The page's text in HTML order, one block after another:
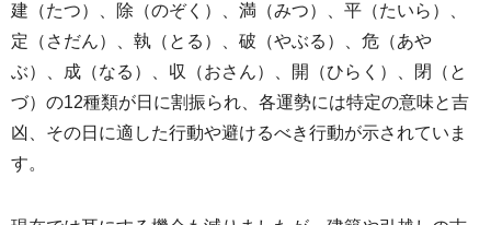
建（たつ）、除（のぞく）、満（みつ）、平（たいら）、
定（さだん）、執（とる）、破（やぶる）、危（あや
ぶ）、成（なる）、収（おさん）、開（ひらく）、閉（と
づ）の12種類が日に割振られ、各運勢には特定の意味と吉
凶、その日に適した行動や避けるべき行動が示されていま
す。